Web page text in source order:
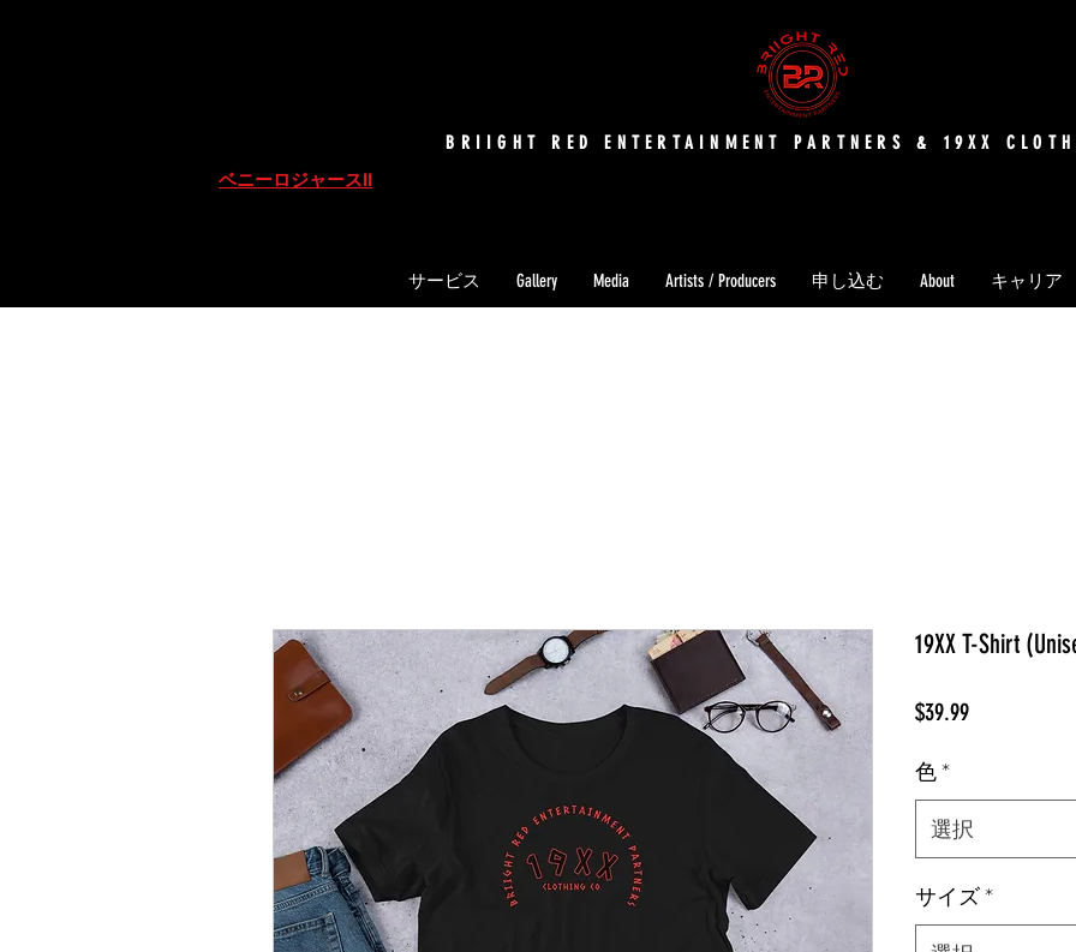
BRIIGHT RED ENTERTAINMENT PARTNERS & 19XX
ベニーロジャースII
サービス Gallery Media Artists / Producers 申し込む About キャリア
19XX T-Shirt
$39.99価
色*
選択
サイズ*